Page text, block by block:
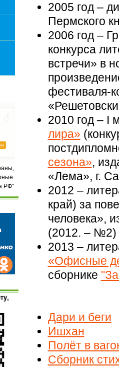
2005 год –
Пермского
2006 год –
конкурса
встречи» в
фестиваля-
2010 год – I
лира»
сезона»,
«Лема», г.
2012 –
край) за
человека»,
(2012. – №2)
2013 –
«Офисные
сборнике
Дари и беги
Ишхан
Полёт в
Сборник